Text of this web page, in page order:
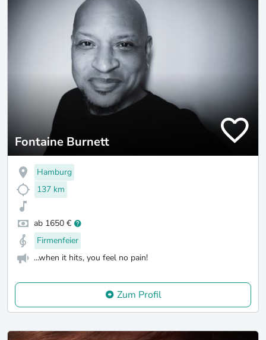
Fontaine Burnett
Hamburg
137 km
ab 1650 €
Firmenfeier
...when it hits, you feel no pain!
Zum Profil